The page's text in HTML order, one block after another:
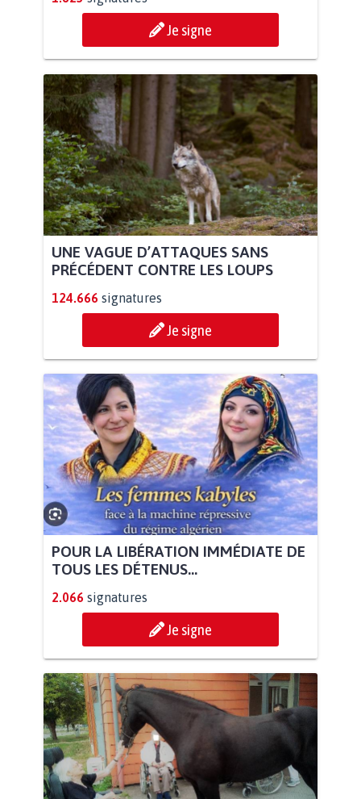
Je signe
UNE VAGUE D’ATTAQUES SANS
PRÉCÉDENT CONTRE LES LOUPS
124.666 signatures
Je signe
POUR LA LIBÉRATION IMMÉDIATE DE
TOUS LES DÉTENUS...
2.066 signatures
Je signe